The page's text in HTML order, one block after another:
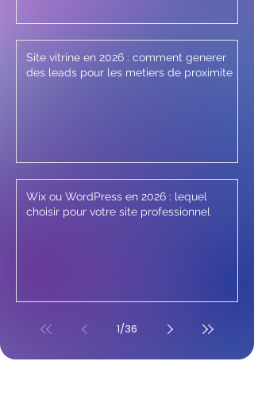
Site vitrine en 2026 : comment generer
des leads pour les metiers de proximite
Wix ou WordPress en 2026 : lequel
choisir pour votre site professionnel
1/36